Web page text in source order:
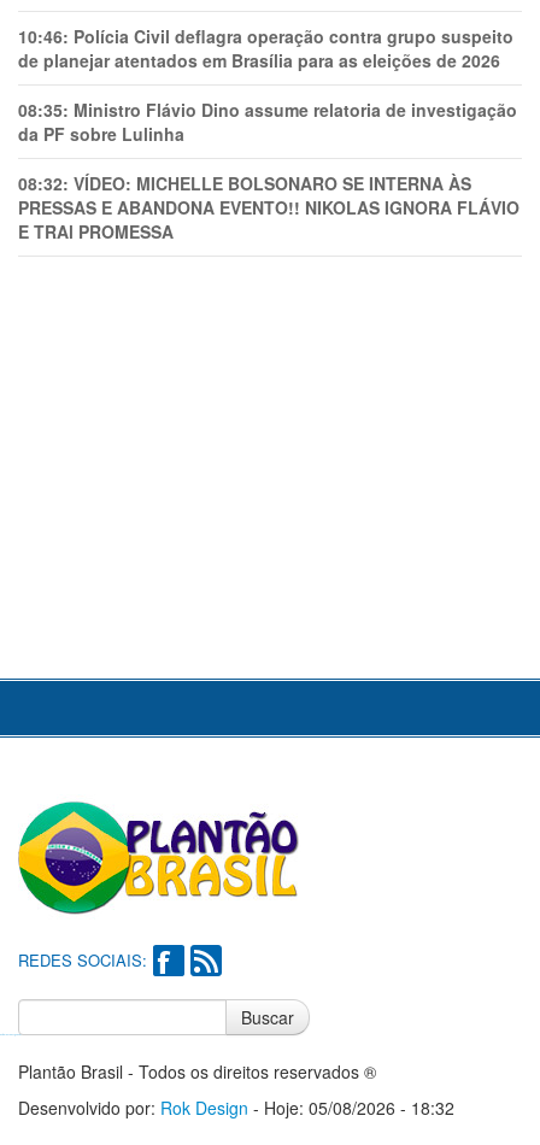
10:46: Polícia Civil deflagra operação contra grupo suspeito
de planejar atentados em Brasília para as eleições de 2026
08:35: Ministro Flávio Dino assume relatoria de investigação
da PF sobre Lulinha
08:32: VÍDEO: MICHELLE BOLSONARO SE INTERNA ÀS
PRESSAS E ABANDONA EVENTO!! NIKOLAS IGNORA FLÁVIO
E TRAl PROMESSA
REDES SOCIAIS:
Buscar
Plantão Brasil - Todos os direitos reservados ®
Desenvolvido por: Rok Design - Hoje: 05/08/2026 - 18:32